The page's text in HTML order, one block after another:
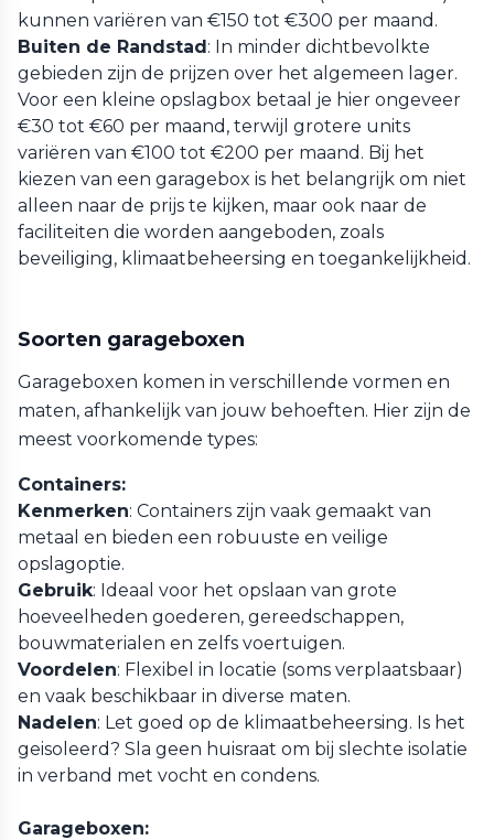
kunnen variëren van €150 tot €300 per maand.
Buiten de Randstad: In minder dichtbevolkte
gebieden zijn de prijzen over het algemeen lager.
Voor een kleine opslagbox betaal je hier ongeveer
€30 tot €60 per maand, terwijl grotere units
variëren van €100 tot €200 per maand. Bij het
kiezen van een garagebox is het belangrijk om niet
alleen naar de prijs te kijken, maar ook naar de
faciliteiten die worden aangeboden, zoals
beveiliging, klimaatbeheersing en toegankelijkheid.
Soorten garageboxen
Garageboxen komen in verschillende vormen en
maten, afhankelijk van jouw behoeften. Hier zijn de
meest voorkomende types:
Containers:
Kenmerken: Containers zijn vaak gemaakt van
metaal en bieden een robuuste en veilige
opslagoptie.
Gebruik: Ideaal voor het opslaan van grote
hoeveelheden goederen, gereedschappen,
bouwmaterialen en zelfs voertuigen.
Voordelen: Flexibel in locatie (soms verplaatsbaar)
en vaak beschikbaar in diverse maten.
Nadelen: Let goed op de klimaatbeheersing. Is het
geisoleerd? Sla geen huisraat om bij slechte isolatie
in verband met vocht en condens.
Garageboxen: